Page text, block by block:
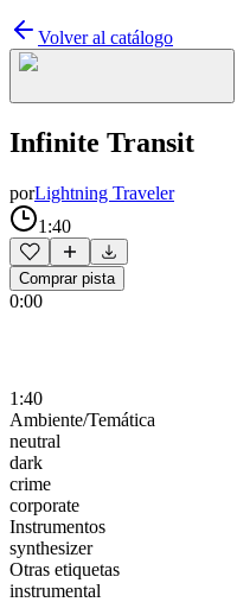
Volver al catálogo
Infinite Transit
porLightning Traveler
1:40
Comprar pista
0:00
1:40
Ambiente/Temática
neutral
dark
crime
corporate
Instrumentos
synthesizer
Otras etiquetas
instrumental